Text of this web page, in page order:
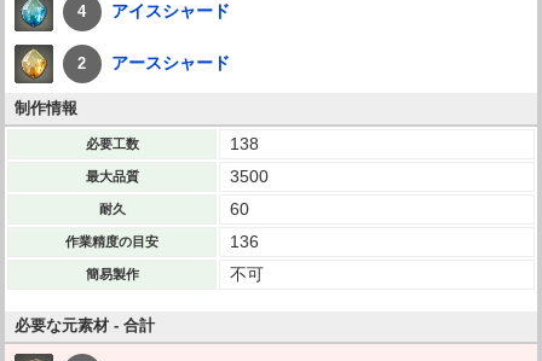
4 アイスシャード
2 アースシャード
制作情報
必要工数 138
最大品質 3500
耐久 60
作業精度の目安 136
簡易製作 不可
必要な元素材 - 合計